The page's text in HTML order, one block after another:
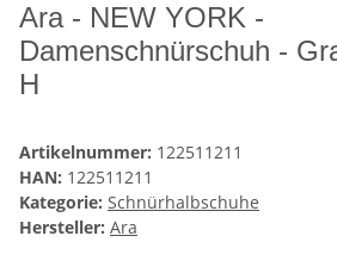
Ara - NEW YORK -
Damenschnürschuh -
H
Artikelnummer: 122511211
HAN: 122511211
Kategorie: Schnürhalbschuhe
Hersteller: Ara